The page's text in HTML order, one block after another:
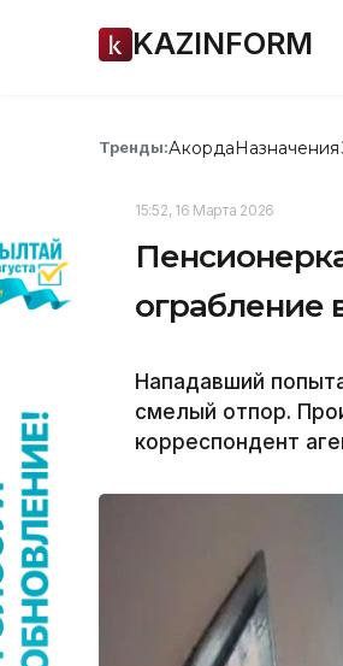
KAZINFORM
Тренды:АкордаНазначения
15:52, 16 Марта 2026
ограбление
Нападавший
смелый отпор.
корреспондент